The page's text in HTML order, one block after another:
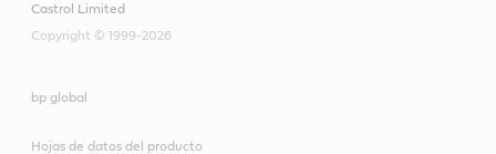
protección variable para su uso en todos los grados de
superficies ferrosas y de metales no ferrosos.
Castrol Limited
Copyright © 1999-2026
bp global
Hojas de datos del producto